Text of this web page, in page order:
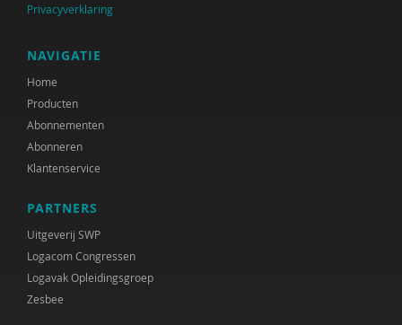
Privacyverklaring
NAVIGATIE
Home
Producten
Abonnementen
Abonneren
Klantenservice
PARTNERS
Uitgeverij SWP
Logacom Congressen
Logavak Opleidingsgroep
Zesbee